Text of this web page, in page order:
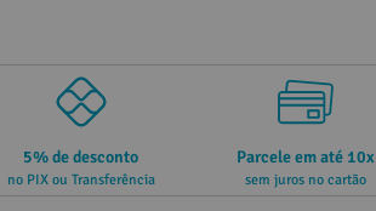
5% de desconto
no PIX ou Transferência
Parcele em até 10x
sem juros no cartão